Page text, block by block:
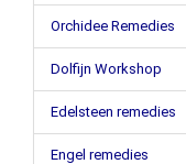
Orchidee Remedies
Dolfijn Workshop
Edelsteen remedies
Engel remedies